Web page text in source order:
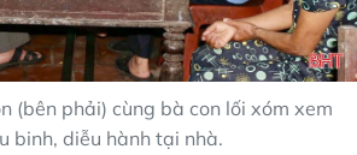
(bên phải) cùng bà con lối xóm xem
binh, diễu hành tại nhà.